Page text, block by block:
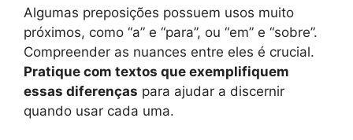
Algumas preposições possuem usos muito
próximos, como “a” e “para”, ou “em” e “sobre”.
Compreender as nuances entre eles é crucial.
Pratique com textos que exemplifiquem
essas diferenças para ajudar a discernir
quando usar cada uma.